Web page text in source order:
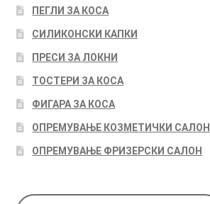
ПЕГЛИ ЗА КОСА
СИЛИКОНСКИ КАПКИ
ПРЕСИ ЗА ЛОКНИ
ТОСТЕРИ ЗА КОСА
ФИГАРА ЗА КОСА
ОПРЕМУВАЊЕ КОЗМЕТИЧКИ САЛОН
ОПРЕМУВАЊЕ ФРИЗЕРСКИ САЛОН